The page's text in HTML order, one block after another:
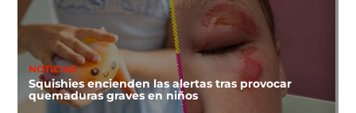
NOTICIAS
Squishies encienden las alertas tras provocar
quemaduras graves en niños